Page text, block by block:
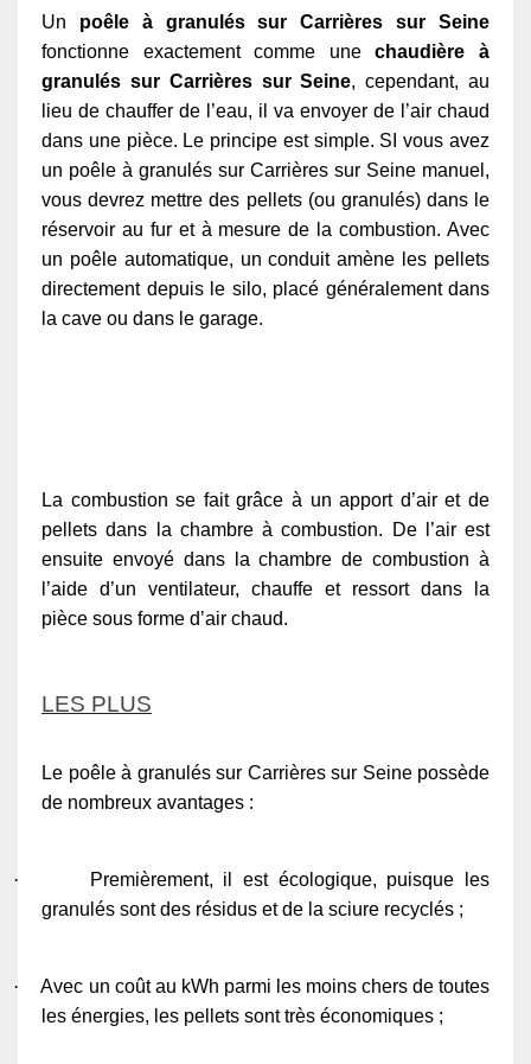
Un poêle à granulés sur Carrières sur Seine
fonctionne exactement comme unechaudière à
granulés sur Carrières sur Seine, cependant, au
lieu de chauffer de l’eau, il va envoyer de l’air chaud
dans une pièce. Le principe est simple. SI vous avez
un poêle à granulés sur Carrières sur Seine manuel,
vous devrez mettre des pellets (ou granulés) dans le
réservoir au fur et à mesure de la combustion. Avec
un poêle automatique, un conduit amène les pellets
directement depuis le silo, placé généralement dans
la cave ou dans le garage.
La combustion se fait grâce à un apport d’air et de
pellets dans la chambre à combustion. De l’air est
ensuite envoyé dans la chambre de combustion à
l’aide d’un ventilateur, chauffe et ressort dans la
pièce sous forme d’air chaud.
LES PLUS
Le poêle à granulés sur Carrières sur Seine possède
de nombreux avantages :
·
Premièrement, il est écologique, puisque les
granulés sont des résidus et de la sciure recyclés ;
·
Avec un coût au kWh parmi les moins chers de toutes
les énergies, les pellets sont très économiques ;